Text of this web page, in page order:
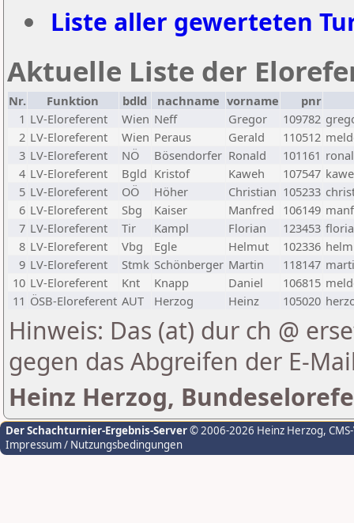
Liste aller gewerteten
Aktuelle Liste der
Nr. Funktion bdld nachname vorname
pnr
1 LV-Eloreferent Wien Neff Gregor 109782
2 LV-Eloreferent Wien Peraus Gerald 110512
3 LV-Eloreferent NÖ Bösendorfer Ronald 101161
4 LV-Eloreferent Bgld Kristof Kaweh 107547
5 LV-Eloreferent OÖ Höher Christian 105233
6 LV-Eloreferent Sbg Kaiser Manfred 106149
7 LV-Eloreferent Tir Kampl Florian 123453
8 LV-Eloreferent Vbg Egle Helmut 102336
9 LV-Eloreferent Stmk Schönberger Martin 118147
10 LV-Eloreferent Knt Knapp Daniel 106815
11 ÖSB-Eloreferent AUT Herzog Heinz 105020
Hinweis: Das (at) dur ch @
gegen das Abgreifen der E-
Heinz Herzog,
Der Schachturnier-Ergebnis-Server© 2006-2026 Heinz Herzog,
Impressum / Nutzungsbedingungen